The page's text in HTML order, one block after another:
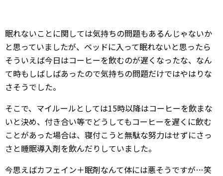
眠れないことに関しては気持ちの問題もあるんじゃないか
と思っていましたが、ベッドに入って眠れないと思ったら
そういえば今日はコーヒーを飲むのが遅くなったな、なん
て時もしばしばあったので気持ちの問題だけではやはりな
さそうでした。
そこで、マイルールとしては15時以降はコーヒーを飲まな
いと決め、付き合い等でどうしてもコーヒーを遅くに飲む
ことがあった場合は、寝付こうと無駄な努力はせずにさっ
さと睡眠導入剤を飲んだりしていました。
今思えばカフェイン＋眠剤なんて体には悪そうですが…笑